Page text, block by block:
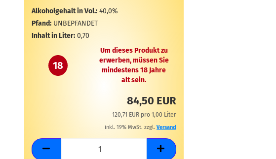
Alkoholgehalt in Vol.: 40,0%
Pfand: UNBEPFANDET
Inhalt in Liter: 0,70
18
Um dieses Produkt zu
erwerben, müssen Sie
mindestens 18 Jahre
alt sein.
84,50 EUR
120,71 EUR pro 1,00 Liter
inkl. 19% MwSt. zzgl. Versand